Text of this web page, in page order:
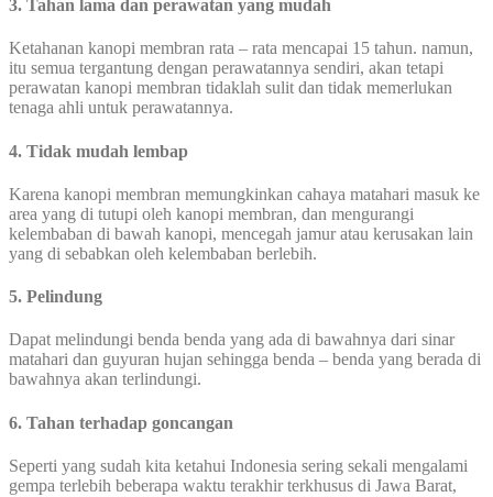
3. Tahan lama dan perawatan yang mudah
Ketahanan kanopi membran rata – rata mencapai 15 tahun. namun,
itu semua tergantung dengan perawatannya sendiri, akan tetapi
perawatan kanopi membran tidaklah sulit dan tidak memerlukan
tenaga ahli untuk perawatannya.
4. Tidak mudah lembap
Karena kanopi membran memungkinkan cahaya matahari masuk ke
area yang di tutupi oleh kanopi membran, dan mengurangi
kelembaban di bawah kanopi, mencegah jamur atau kerusakan lain
yang di sebabkan oleh kelembaban berlebih.
5. Pelindung
Dapat melindungi benda benda yang ada di bawahnya dari sinar
matahari dan guyuran hujan sehingga benda – benda yang berada di
bawahnya akan terlindungi.
6. Tahan terhadap goncangan
Seperti yang sudah kita ketahui Indonesia sering sekali mengalami
gempa terlebih beberapa waktu terakhir terkhusus di Jawa Barat,